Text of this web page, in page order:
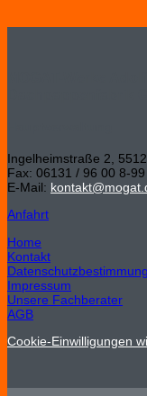
Ingelheimstraße 2,
Fax: 06131 / 96 00 8-99
E-Mail:
Anfahrt
Home
Kontakt
Impressum
Unsere Fachberater
AGB
Cookie-Einwilligungen